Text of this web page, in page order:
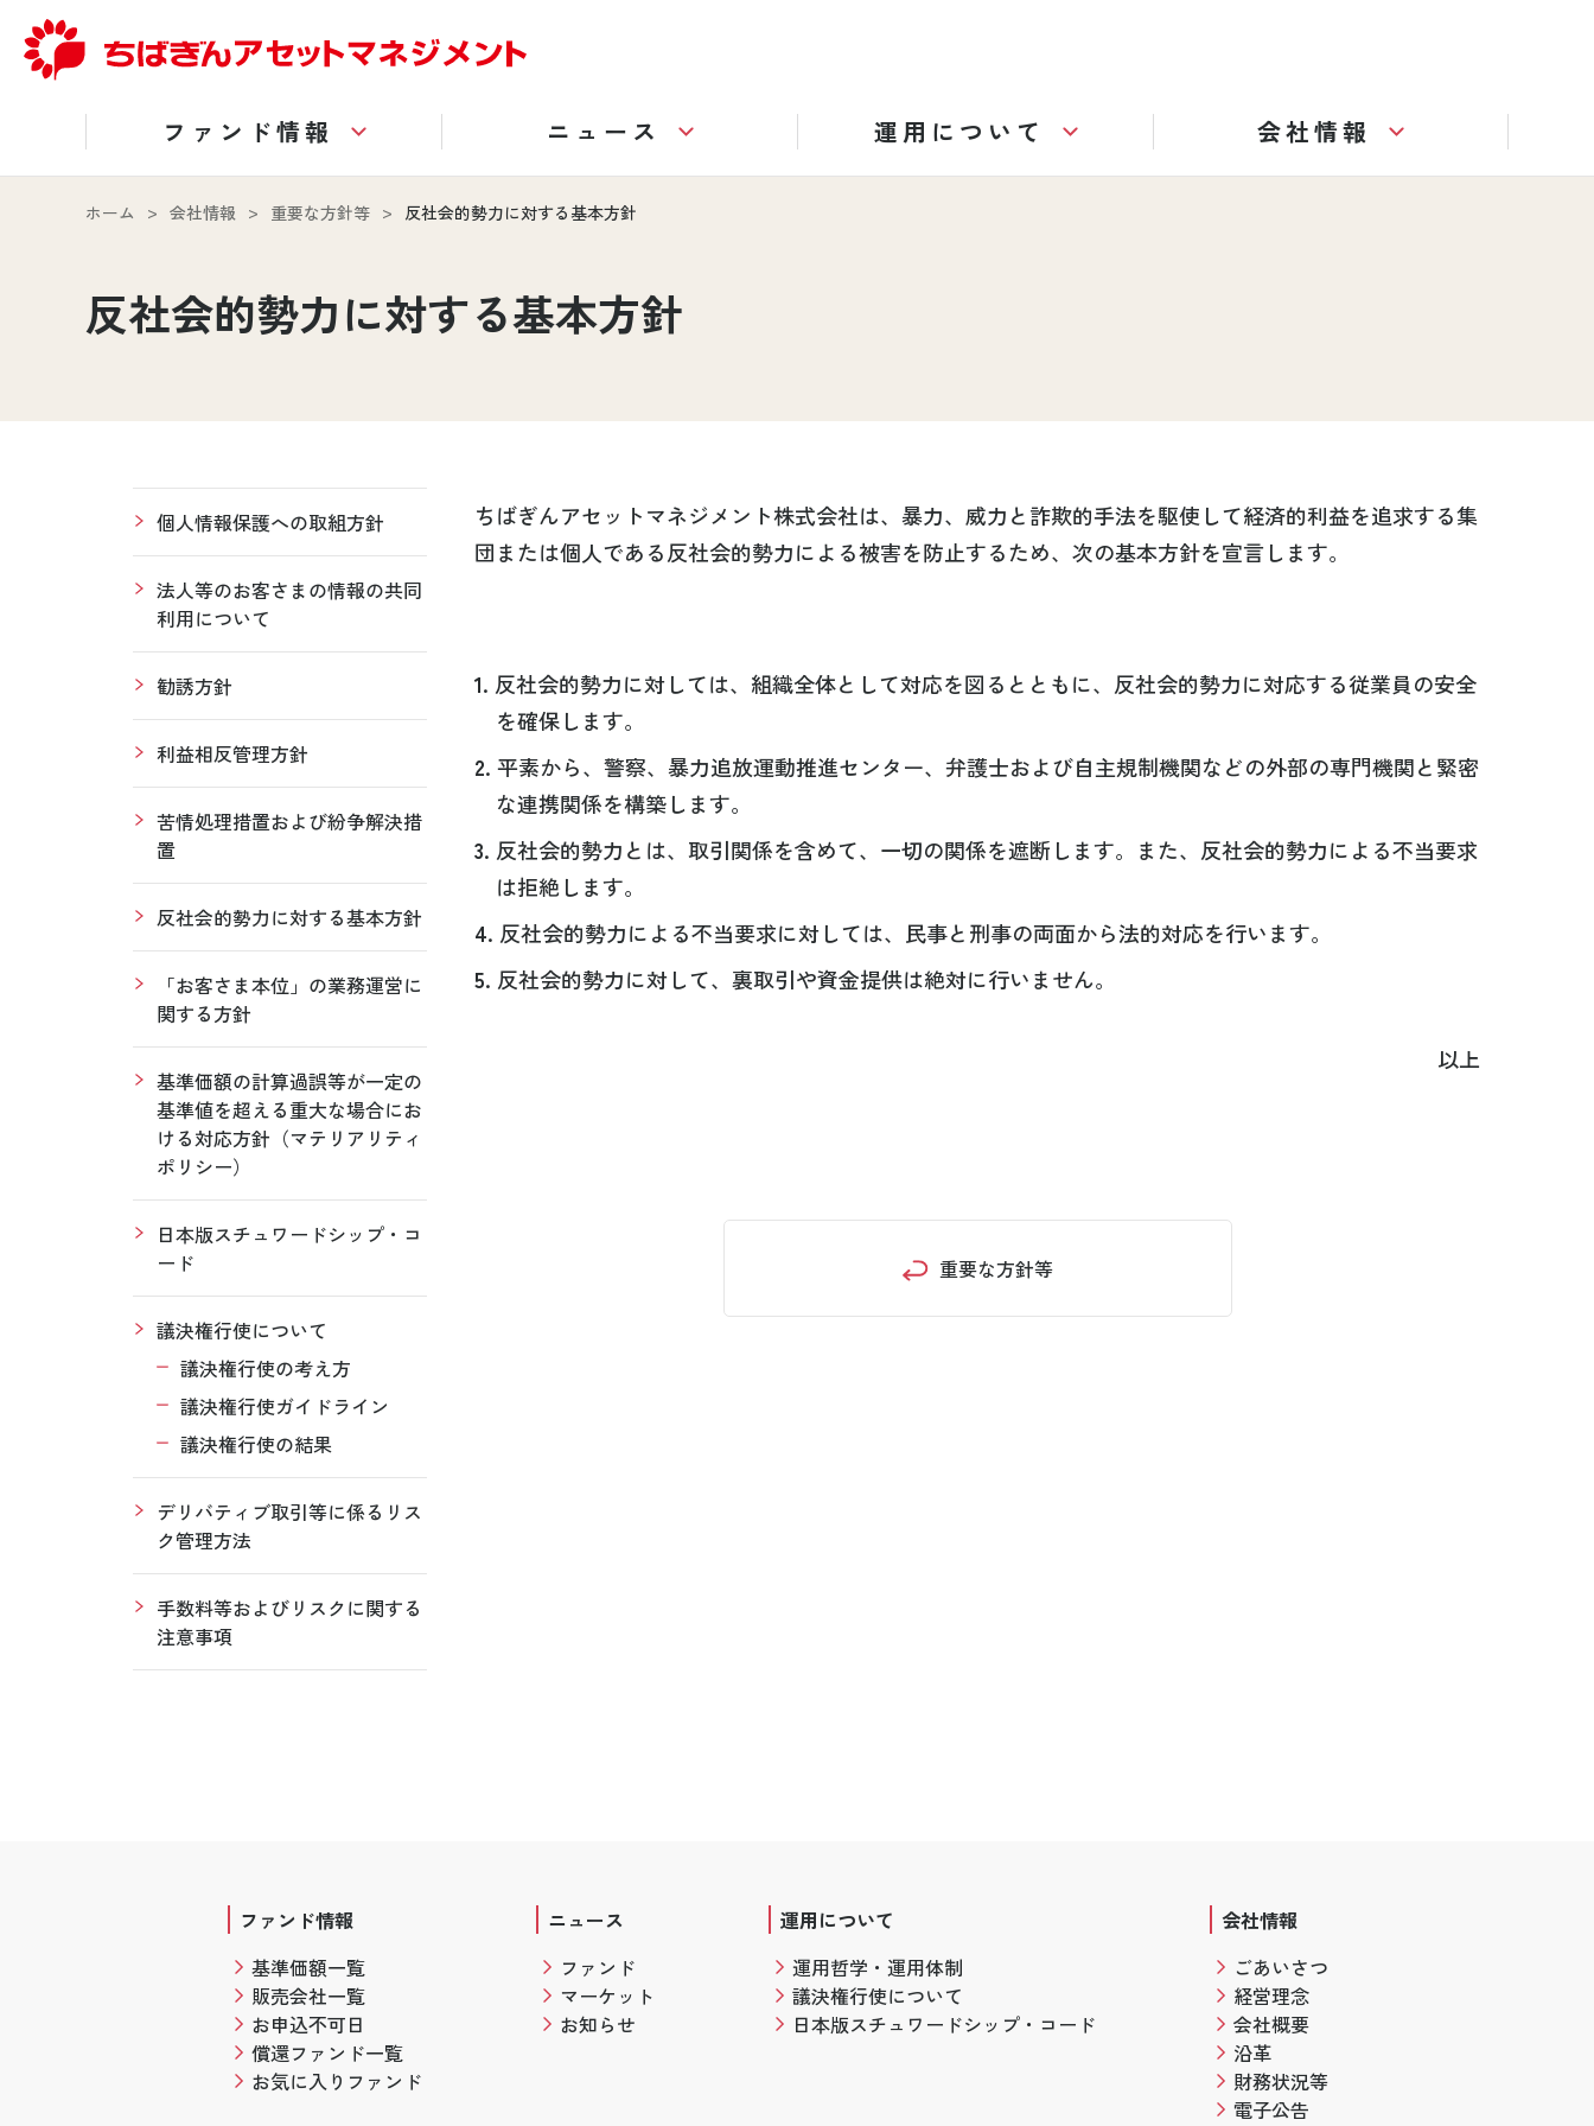
ファンド情報 ニュース 運用について 会社情報
ホーム 会社情報 重要な方針等 反社会的勢力に対する基本方針
反社会的勢力に対する基本方針
ちばぎんアセットマネジメント株式会社は、暴力、威力と詐欺的手法を駆使して経済的利益を追求する集
団または個人である反社会的勢力による被害を防止するため、次の基本方針を宣言します。
1. 反社会的勢力に対しては、組織全体として対応を図るとともに、反社会的勢力に対応する従業員の安全
を確保します。
2. 平素から、警察、暴力追放運動推進センター、弁護士および自主規制機関などの外部の専門機関と緊密
な連携関係を構築します。
3. 反社会的勢力とは、取引関係を含めて、一切の関係を遮断します。また、反社会的勢力による不当要求
は拒絶します。
4. 反社会的勢力による不当要求に対しては、民事と刑事の両面から法的対応を行います。
5. 反社会的勢力に対して、裏取引や資金提供は絶対に行いません。
以上
重要な方針等
個人情報保護への取組方針
法人等のお客さまの情報の共同
利用について
勧誘方針
利益相反管理方針
苦情処理措置および紛争解決措
置
反社会的勢力に対する基本方針
「お客さま本位」の業務運営に
関する方針
基準価額の計算過誤等が一定の
基準値を超える重大な場合にお
ける対応方針（マテリアリティ
ポリシー）
日本版スチュワードシップ・コ
ード
議決権行使について
議決権行使の考え方
議決権行使ガイドライン
議決権行使の結果
デリバティブ取引等に係るリス
ク管理方法
手数料等およびリスクに関する
注意事項
ファンド情報
基準価額一覧
販売会社一覧
お申込不可日
償還ファンド一覧
お気に入りファンド
ニュース
ファンド
マーケット
お知らせ
運用について
運用哲学・運用体制
議決権行使について
日本版スチュワードシップ・コード
会社情報
ごあいさつ
経営理念
会社概要
沿革
財務状況等
電子公告